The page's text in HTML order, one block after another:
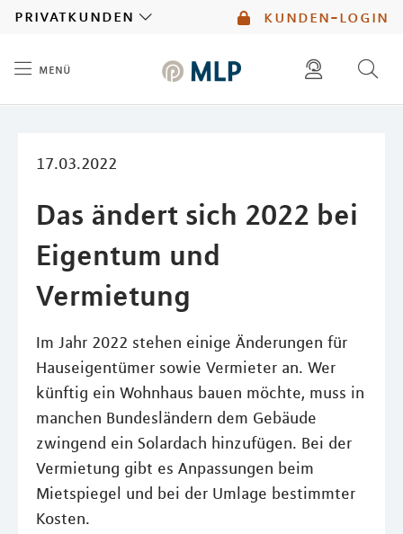
kunden-login
privatkunden
menü
17.03.2022
Das ändert sich 2022 bei
Eigentum und
Vermietung
Im Jahr 2022 stehen einige Änderungen für
Hauseigentümer sowie Vermieter an. Wer
künftig ein Wohnhaus bauen möchte, muss in
manchen Bundesländern dem Gebäude
zwingend ein Solardach hinzufügen. Bei der
Vermietung gibt es Anpassungen beim
Mietspiegel und bei der Umlage bestimmter
Kosten.